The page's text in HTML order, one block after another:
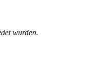
wurden.